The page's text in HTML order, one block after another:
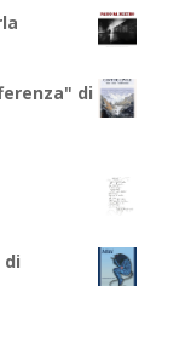
di
di